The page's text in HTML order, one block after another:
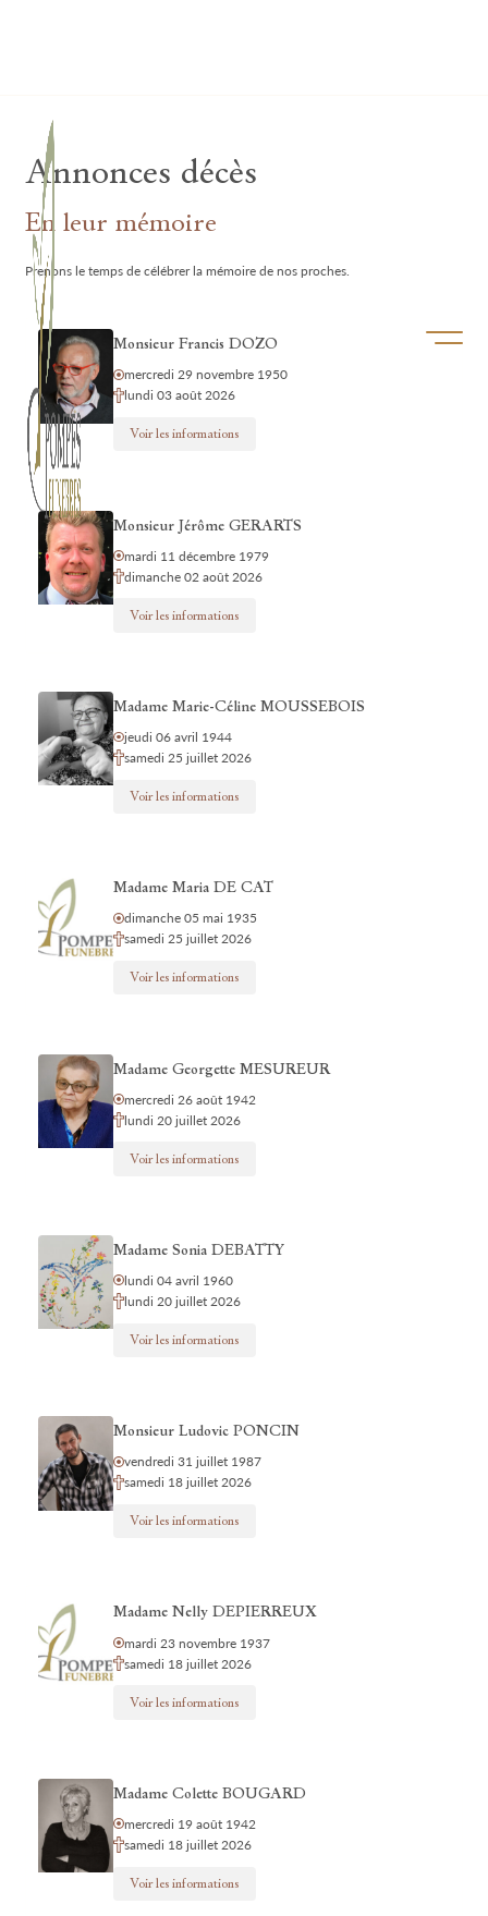
Ouvrir/
Annonces décès
En leur mémoire
Prenons le temps de célébrer la mémoire de nos proches.
Monsieur Francis DOZO
mercredi 29 novembre 1950
lundi 03 août 2026
Voir les informations
Monsieur Jérôme GERARTS
mardi 11 décembre 1979
dimanche 02 août 2026
Voir les informations
Madame Marie-Céline MOUSSEBOIS
jeudi 06 avril 1944
samedi 25 juillet 2026
Voir les informations
Madame Maria DE CAT
dimanche 05 mai 1935
samedi 25 juillet 2026
Voir les informations
Madame Georgette MESUREUR
mercredi 26 août 1942
lundi 20 juillet 2026
Voir les informations
Madame Sonia DEBATTY
lundi 04 avril 1960
lundi 20 juillet 2026
Voir les informations
Monsieur Ludovic PONCIN
vendredi 31 juillet 1987
samedi 18 juillet 2026
Voir les informations
Madame Nelly DEPIERREUX
mardi 23 novembre 1937
samedi 18 juillet 2026
Voir les informations
Madame Colette BOUGARD
mercredi 19 août 1942
samedi 18 juillet 2026
Voir les informations